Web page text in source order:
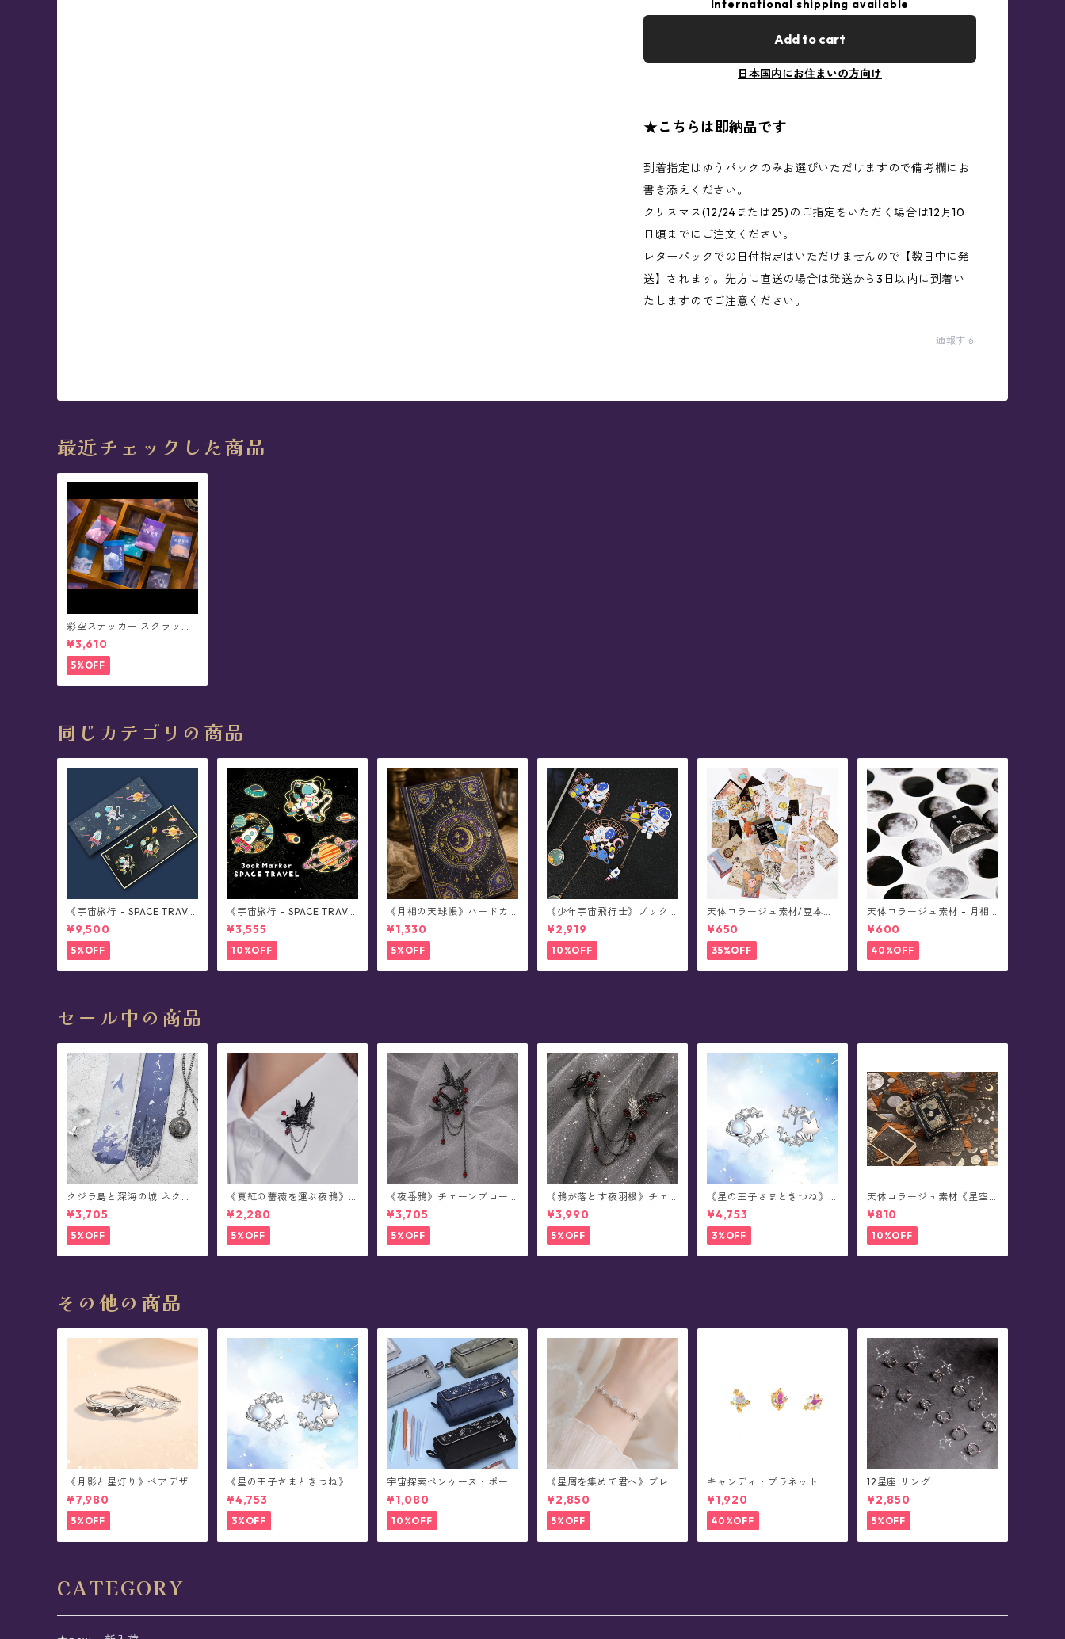
International shipping available
Add to cart
日本国内にお住まいの方向け
★こちらは即納品です
到着指定はゆうパックのみお選びいただけますので備考欄にお
書き添えください。
クリスマス(12/24または25)のご指定をいただく場合は12月10
日頃までにご注文ください。
レターパックでの日付指定はいただけませんので【数日中に発
送】されます。先方に直送の場合は発送から3日以内に到着い
たしますのでご注意ください。
通報する
最近チェックした商品
彩空ステッカー スクラップ
ブック/コラージュ素材(6点
セット)
¥3,610
5%OFF
同じカテゴリの商品
《宇宙旅行 - SPACE TRAVE
L》ブックマーカー・全3種
コンプリートボックス
¥9,500
5%OFF
《宇宙旅行 - SPACE TRAVE
L》ブックマーカー・ボック
ス(全3種)
¥3,555
10%OFF
《月相の天球帳》ハードカ
バーノート
¥1,330
5%OFF
《少年宇宙飛行士》ブック
マーカー
¥2,919
10%OFF
天体コラージュ素材/豆本型
ペーパー《神秘的星象》
¥650
35%OFF
天体コラージュ素材 - 月相/
フレークシール(45枚入)
¥600
40%OFF
セール中の商品
クジラ島と深海の城 ネクタ
イ/ショートタイ/リボンタ
イ/リボン(全8種)
¥3,705
5%OFF
《真紅の薔薇を運ぶ夜鴉》
チェーンブローチ/襟ブロー
チ
¥2,280
5%OFF
《夜番鴉》チェーンブロー
チ/襟ブローチ
¥3,705
5%OFF
《鴉が落とす夜羽根》チェ
ーンブローチ/襟ブローチ
¥3,990
5%OFF
《星の王子さまときつね》 T
he Little Prince 星と結ぶ絆
シルバーピアス/イヤリング
¥4,753
3%OFF
天体コラージュ素材《星空
流光》豆本型ペーパー(60枚
入)
¥810
10%OFF
その他の商品
《月影と星灯り》ペアデザ
イン・シルバーリング
¥7,980
5%OFF
《星の王子さまときつね》 T
he Little Prince 星と結ぶ絆
シルバーピアス/イヤリング
¥4,753
3%OFF
宇宙探索ペンケース・ポー
チ(全4色)
¥1,080
10%OFF
《星屑を集めて君へ》ブレ
スレット(全2色)
¥2,850
5%OFF
キャンディ・プラネット ピ
アス
¥1,920
40%OFF
12星座 リング
¥2,850
5%OFF
CATEGORY